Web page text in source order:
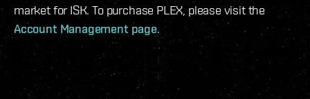
market for ISK. To purchase PLEX, please visit the
Account Management page.